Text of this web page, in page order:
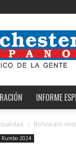
Noticias
de
Westchester,
Estados
y
el
Mundo
INFORME
Bolsonaro
Rumbo 2024